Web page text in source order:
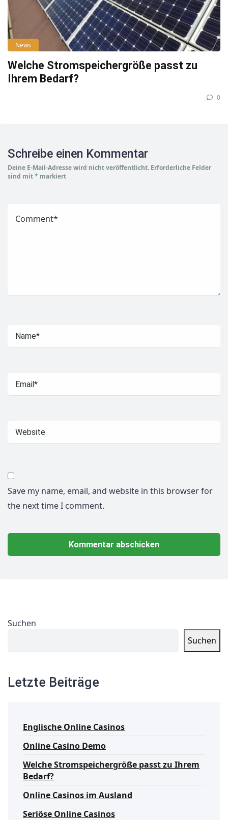
News
Welche Stromspeichergröße passt zu
Ihrem Bedarf?
0
Schreibe einen Kommentar
Deine E-Mail-Adresse wird nicht veröffentlicht. Erforderliche Felder
sind mit* markiert
Save my name, email, and website in this browser for
the next time I comment.
Suchen
Suchen
Letzte Beiträge
Englische Online Casinos
Online Casino Demo
Welche Stromspeichergröße passt zu Ihrem
Bedarf?
Online Casinos im Ausland
Seriöse Online Casinos